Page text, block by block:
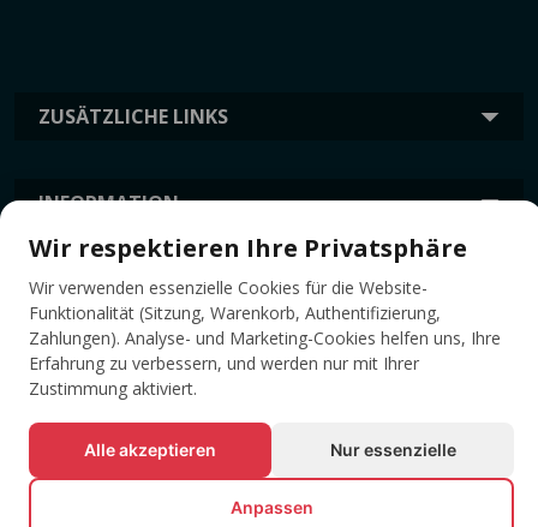
ZUSÄTZLICHE LINKS
INFORMATION
TAGS
Wir respektieren Ihre Privatsphäre
Wir verwenden essenzielle Cookies für die Website-
Funktionalität (Sitzung, Warenkorb, Authentifizierung,
Zahlungen). Analyse- und Marketing-Cookies helfen uns, Ihre
Erfahrung zu verbessern, und werden nur mit Ihrer
Zustimmung aktiviert.
Alle akzeptieren Nur essenzielle
Anpassen